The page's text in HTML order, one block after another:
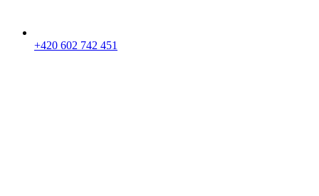
+420 602 742 451